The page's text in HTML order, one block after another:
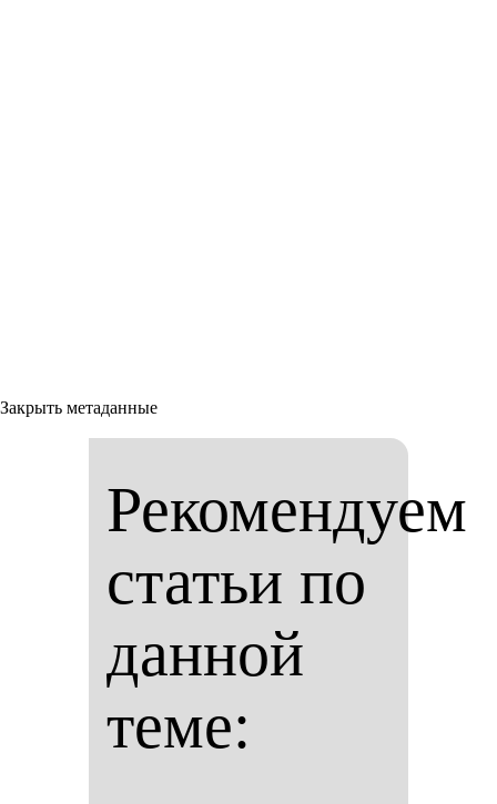
Закрыть метаданные
Рекомендуем
статьи по
данной
теме: